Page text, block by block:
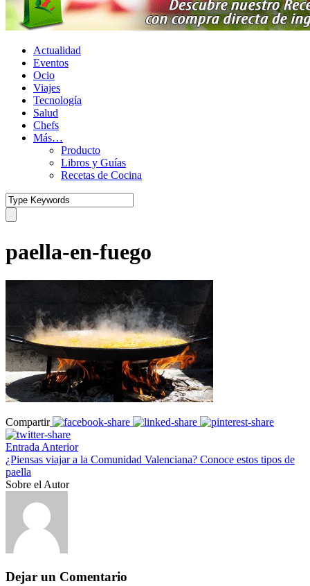
Actualidad
Eventos
Ocio
Viajes
Tecnología
Salud
Chefs
Más…
Producto
Libros y Guías
Recetas de Cocina
paella-en-fuego
Compartir
Entrada Anterior
¿Piensas viajar a la Comunidad Valenciana? Conoce estos tipos de
paella
Sobre el Autor
Dejar un Comentario